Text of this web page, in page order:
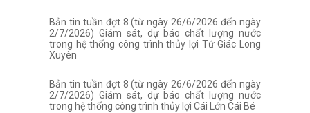
Bản tin tuần đợt 8 (từ ngày 26/6/2026 đến ngày
2/7/2026) Giám sát, dự báo chất lượng nước
trong hệ thống công trình thủy lợi Tứ Giác Long
Xuyên
Bản tin tuần đợt 8 (từ ngày 26/6/2026 đến ngày
2/7/2026) Giám sát, dự báo chất lượng nước
trong hệ thống công trình thủy lợi Cái Lớn Cái Bé